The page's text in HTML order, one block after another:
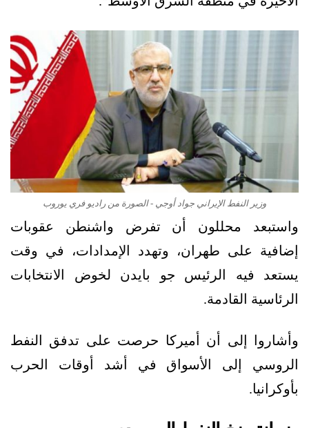
وزير النفط الإيراني جواد أوجي - الصورة من راديو فري يوروب
واستبعد محللون أن تفرض واشنطن عقوبات
إضافية على طهران، وتهدد الإمدادات، في وقت
يستعد فيه الرئيس جو بايدن لخوض الانتخابات
الرئاسية القادمة.
وأشاروا إلى أن أميركا حرصت على تدفق النفط
الروسي إلى الأسواق في أشد أوقات الحرب
بأوكرانيا.